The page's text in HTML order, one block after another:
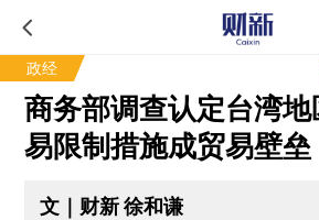
政经
商务部调查认定台湾
易限制措施成贸易壁垒
文｜财新 徐和谦